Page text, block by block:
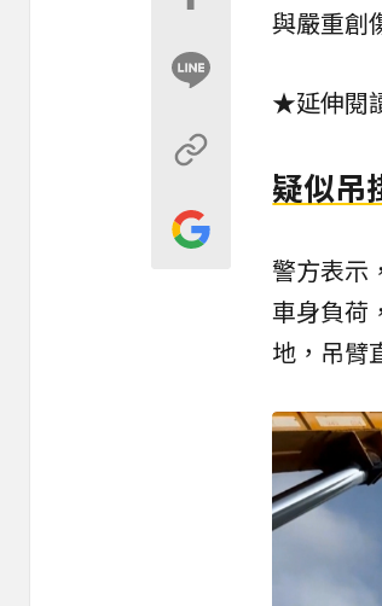
與嚴重創
★延伸閱
疑似吊
警方表示
車身負荷
地，吊臂